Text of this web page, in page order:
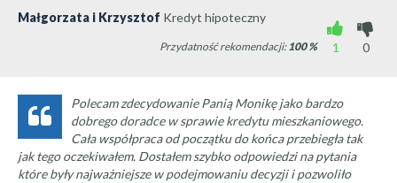
Małgorzata i Krzysztof Kredyt hipoteczny
1
0
Przydatność rekomendacji:100%
Polecam zdecydowanie Panią Monikę jako bardzo
dobrego doradce w sprawie kredytu mieszkaniowego.
Cała współpraca od początku do końca przebiegła tak
jak tego oczekiwałem. Dostałem szybko odpowiedzi na pytania
które były najważniejsze w podejmowaniu decyzji i pozwoliło